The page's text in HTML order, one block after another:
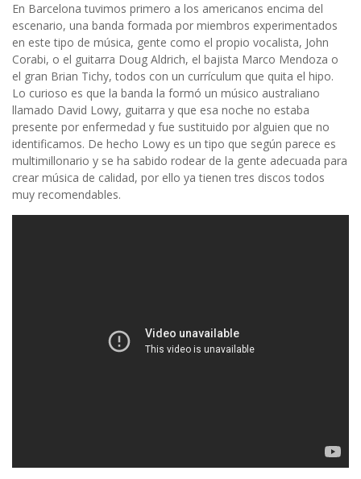
En Barcelona tuvimos primero a los americanos encima del
escenario, una banda formada por miembros experimentados
en este tipo de música, gente como el propio vocalista, John
Corabi, o el guitarra Doug Aldrich, el bajista Marco Mendoza o
el gran Brian Tichy, todos con un currículum que quita el hipo.
Lo curioso es que la banda la formó un músico australiano
llamado David Lowy, guitarra y que esa noche no estaba
presente por enfermedad y fue sustituido por alguien que no
identificamos. De hecho Lowy es un tipo que según parece es
multimillonario y se ha sabido rodear de la gente adecuada para
crear música de calidad, por ello ya tienen tres discos todos
muy recomendables.